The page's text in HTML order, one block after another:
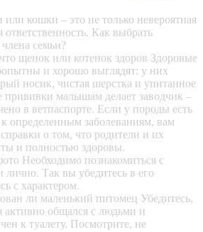
или кошки – это не только невероятная
ответственность. Как выбрать
семьи?
щенок или котенок здоров Здоровые
и хорошо выглядят: у них
носик, чистая шерстка и упитанное
прививки малышам делает заводчик –
в ветпаспорте. Если у породы есть
определенным заболеваниям, вам
о том, что родители и их
и полностью здоровы.
Необходимо познакомиться с
Так вы убедитесь в его
с характером.
ли маленький питомец Убедитесь,
общался с людьми и
к туалету. Посмотрите, не